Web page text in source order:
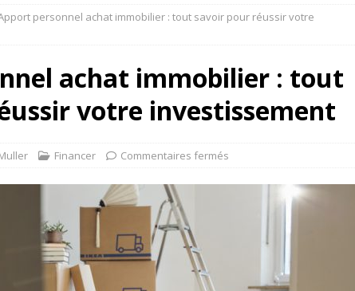
personnel achat immobilier : tout savoir pour réussir votre
achat immobilier : tout
votre investissement
Financer Commentaires fermés